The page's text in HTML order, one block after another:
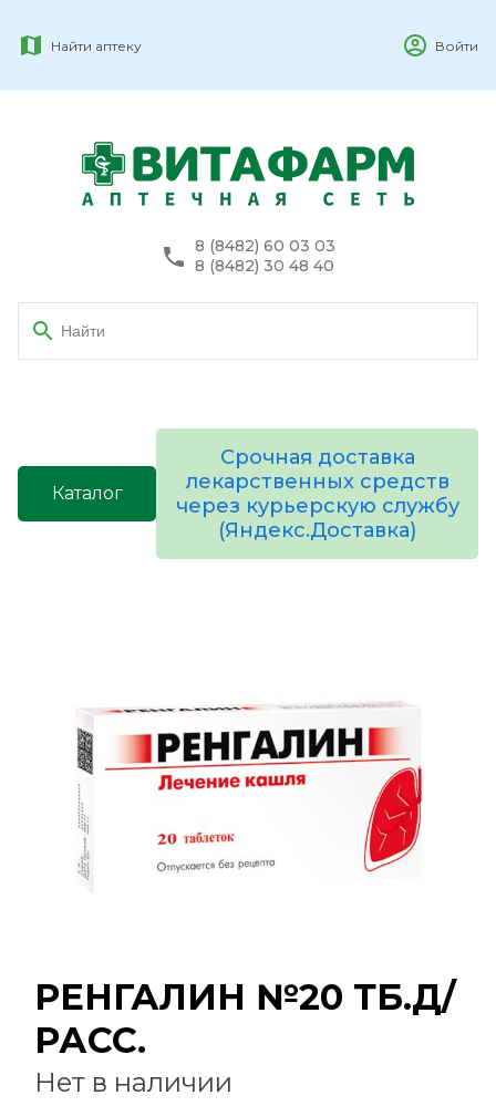
Найти аптеку Войти
8 (8482) 60 03 03
8 (8482) 30 48 40
Каталог
Срочная доставка
лекарственных средств
через курьерскую службу
(Яндекс.Доставка)
РЕНГАЛИН №20 ТБ.Д/
РАСС.
Нет в наличии